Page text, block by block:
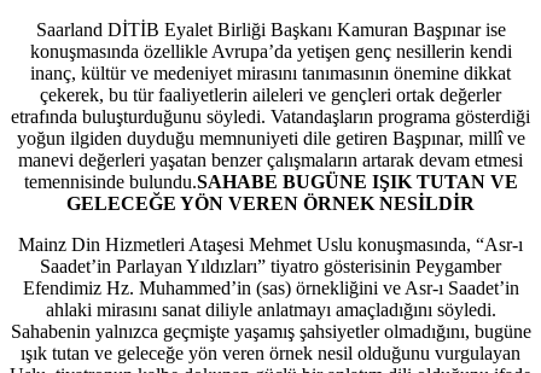
Saarland DİTİB Eyalet Birliği Başkanı Kamuran Başpınar ise
konuşmasında özellikle Avrupa’da yetişen genç nesillerin kendi
inanç, kültür ve medeniyet mirasını tanımasının önemine dikkat
çekerek, bu tür faaliyetlerin aileleri ve gençleri ortak değerler
etrafında buluşturduğunu söyledi. Vatandaşların programa gösterdiği
yoğun ilgiden duyduğu memnuniyeti dile getiren Başpınar, millî ve
manevi değerleri yaşatan benzer çalışmaların artarak devam etmesi
temennisinde bulundu.SAHABE BUGÜNE IŞIK TUTAN VE
GELECEĞE YÖN VEREN ÖRNEK NESİLDİR
Mainz Din Hizmetleri Ataşesi Mehmet Uslu konuşmasında, “Asr-ı
Saadet’in Parlayan Yıldızları” tiyatro gösterisinin Peygamber
Efendimiz Hz. Muhammed’in (sas) örnekliğini ve Asr-ı Saadet’in
ahlaki mirasını sanat diliyle anlatmayı amaçladığını söyledi.
Sahabenin yalnızca geçmişte yaşamış şahsiyetler olmadığını, bugüne
ışık tutan ve geleceğe yön veren örnek nesil olduğunu vurgulayan